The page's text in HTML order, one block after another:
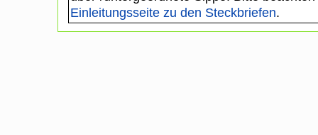
Einleitungsseite zu den Steckbriefen.